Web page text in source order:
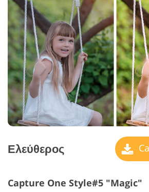
Ελεύθερος
Capture One Style#5 "Magic"